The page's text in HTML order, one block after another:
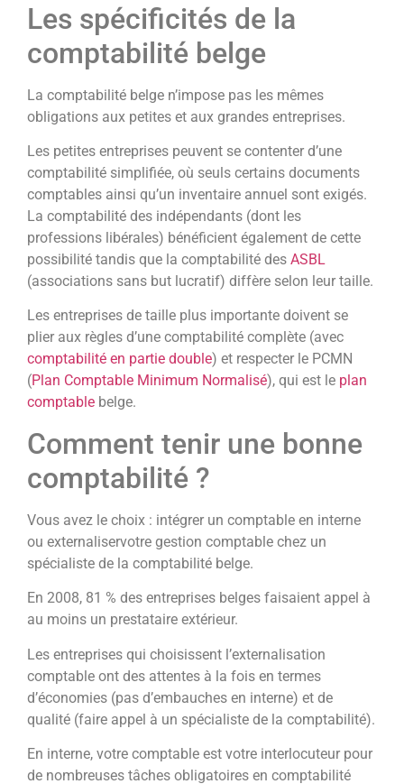
Les spécificités de la
comptabilité belge
La comptabilité belge n’impose pas les mêmes
obligations aux petites et aux grandes entreprises.
Les petites entreprises peuvent se contenter d’une
comptabilité simplifiée, où seuls certains documents
comptables ainsi qu’un inventaire annuel sont exigés.
La comptabilité des indépendants (dont les
professions libérales) bénéficient également de cette
possibilité tandis que la comptabilité des ASBL
(associations sans but lucratif) diffère selon leur taille.
Les entreprises de taille plus importante doivent se
plier aux règles d’une comptabilité complète (avec
comptabilité en partie double) et respecter le PCMN
(Plan Comptable Minimum Normalisé), qui est le plan
comptable belge.
Comment tenir une bonne
comptabilité ?
Vous avez le choix : intégrer un comptable en interne
ou externaliservotre gestion comptable chez un
spécialiste de la comptabilité belge.
En 2008, 81 % des entreprises belges faisaient appel à
au moins un prestataire extérieur.
Les entreprises qui choisissent l’externalisation
comptable ont des attentes à la fois en termes
d’économies (pas d’embauches en interne) et de
qualité (faire appel à un spécialiste de la comptabilité).
En interne, votre comptable est votre interlocuteur pour
de nombreuses tâches obligatoires en comptabilité